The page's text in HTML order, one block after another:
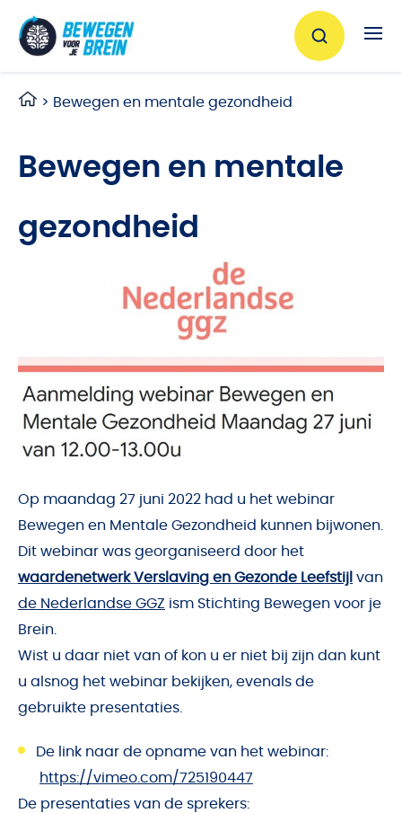
> Bewegen en mentale gezondheid
Bewegen en mentale
gezondheid
Op maandag 27 juni 2022 had u het webinar
Bewegen en Mentale Gezondheid kunnen bijwonen.
Dit webinar was georganiseerd door het
waardenetwerk Verslaving en Gezonde Leefstijl van
de Nederlandse GGZ ism Stichting Bewegen voor je
Brein.
Wist u daar niet van of kon u er niet bij zijn dan kunt
u alsnog het webinar bekijken, evenals de
gebruikte presentaties.
De link naar de opname van het webinar:
https://vimeo.com/725190447
De presentaties van de sprekers: